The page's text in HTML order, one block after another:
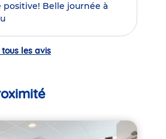
positive! Belle journée à
tous les avis